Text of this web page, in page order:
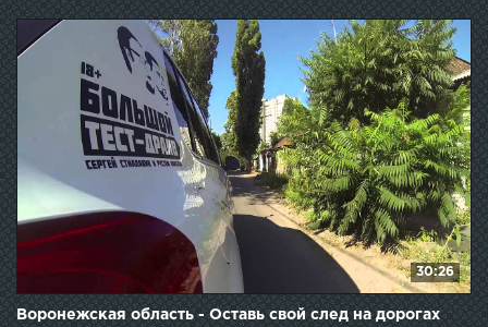
30:26
Воронежская область - Оставь свой след на дорогах